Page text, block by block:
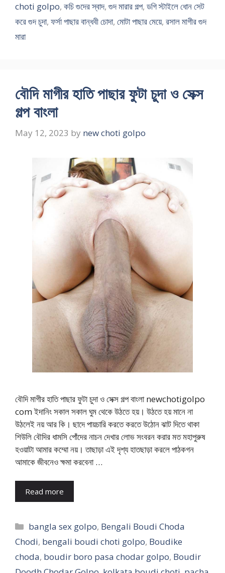
choti golpo, কচি গুদের স্বাদ, গুদ মারার গল্প, ডগি স্টাইলে ধোন সেট
করে গুদ চুদা, ফর্সা পাছার বান্ধবী চোদা, মোটা পাছার মেয়ে, রসাল মাগীর গুদ
মারা
বৌদি মাগীর হাতি পাছার ফুটা চুদা ও সেক্স
গল্প বাংলা
May 12, 2023 by new choti golpo
বৌদি মাগীর হাতি পাছার ফুটা চুদা ও সেক্স গল্প বাংলা newchotigolpo
com ইদানিং সকাল সকাল ঘুম থেকে উঠতে হয়। উঠতে হয় মানে না
উঠলেই নয় আর কি। ছাদে পায়চারি করতে করতে উঠোন ঝাট দিতে থাকা
শিউলি বৌদির ধামসি পোঁদের নাচন দেখার লোভ সংবরন করার মত মহাপুরুষ
হওয়াটা আমার কম্মো নয়। তাছাড়া এই দৃশ্য হাতছাড়া করলে পাঠকগন
আমাকে জীবনেও ক্ষমা করবেনা …
Read more
Categories
bangla sex golpo, Bengali Boudi Choda
Chodi, bengali boudi choti golpo, Boudike
choda, boudir boro pasa chodar golpo, Boudir